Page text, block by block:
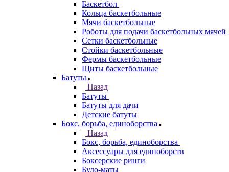
Баскетбол
Кольца баскетбольные
Мячи баскетбольные
Роботы для подачи баскетбольных мячей
Сетки баскетбольные
Стойки баскетбольные
Фермы баскетбольные
Щиты баскетбольные
Батуты
Назад
Батуты
Батуты для дачи
Детские батуты
Бокс, борьба, единоборства
Назад
Бокс, борьба, единоборства
Аксессуары для единоборств
Боксерские ринги
Будо-маты